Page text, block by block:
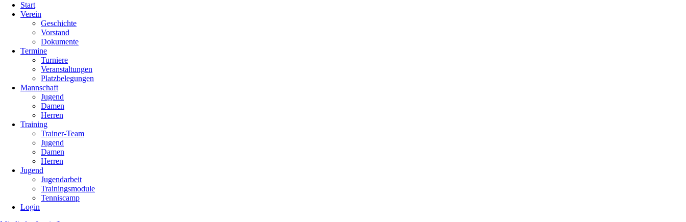
überspringen
Start
Verein
Geschichte
Vorstand
Dokumente
Termine
Turniere
Veranstaltungen
Platzbelegungen
Mannschaft
Jugend
Damen
Herren
Training
Trainer-Team
Jugend
Damen
Herren
Jugend
Jugendarbeit
Trainingsmodule
Tenniscamp
Login